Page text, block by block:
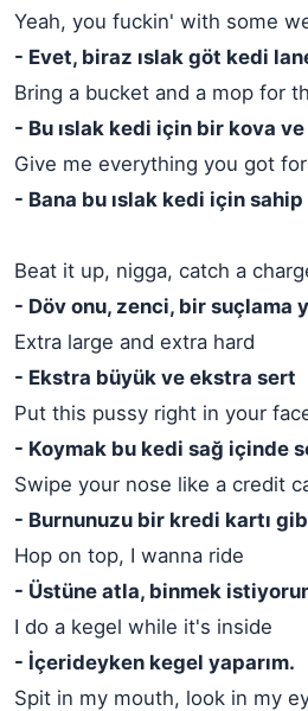
Yeah, you fuckin' with some
- Evet, biraz ıslak göt kedi
Bring a bucket and a mop for
- Bu ıslak kedi için bir kova
Give me everything you got
- Bana bu ıslak kedi için
Beat it up, nigga, catch a
- Döv onu, zenci, bir suçlama
Extra large and extra hard
- Ekstra büyük ve ekstra sert
Put this pussy right in your
- Koymak bu kedi sağ içinde
Swipe your nose like a credit
- Burnunuzu bir kredi kartı
Hop on top, I wanna ride
- Üstüne atla, binmek
I do a kegel while it's inside
- İçerideyken kegel yaparım.
Spit in my mouth, look in my